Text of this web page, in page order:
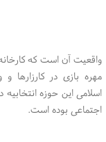
واقعیت آن است که
مهره بازی در کارزارها
اسلامی این حوزه
اجتماعی بوده است.